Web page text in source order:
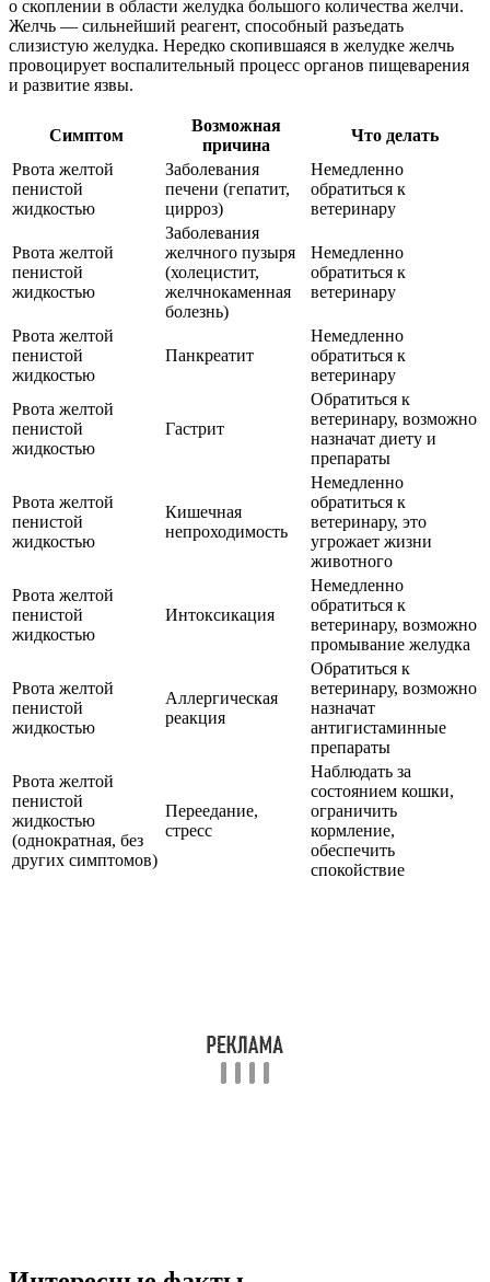
о скоплении в области желудка большого количества желчи.
Желчь — сильнейший реагент, способный разъедать
слизистую желудка. Нередко скопившаяся в желудке желчь
провоцирует воспалительный процесс органов пищеварения
и развитие язвы.
Симптом
Возможная
причина
Что делать
Рвота желтой
пенистой
жидкостью
Заболевания
печени (гепатит,
цирроз)
Немедленно
обратиться к
ветеринару
Рвота желтой
пенистой
жидкостью
Заболевания
желчного пузыря
(холецистит,
желчнокаменная
болезнь)
Немедленно
обратиться к
ветеринару
Рвота желтой
пенистой
жидкостью
Панкреатит
Немедленно
обратиться к
ветеринару
Рвота желтой
пенистой
жидкостью
Гастрит
Обратиться к
ветеринару, возможно
назначат диету и
препараты
Рвота желтой
пенистой
жидкостью
Кишечная
непроходимость
Немедленно
обратиться к
ветеринару, это
угрожает жизни
животного
Рвота желтой
пенистой
жидкостью
Интоксикация
Немедленно
обратиться к
ветеринару, возможно
промывание желудка
Рвота желтой
пенистой
жидкостью
Аллергическая
реакция
Обратиться к
ветеринару, возможно
назначат
антигистаминные
препараты
Рвота желтой
пенистой
жидкостью
(однократная, без
других симптомов)
Переедание,
стресс
Наблюдать за
состоянием кошки,
ограничить
кормление,
обеспечить
спокойствие